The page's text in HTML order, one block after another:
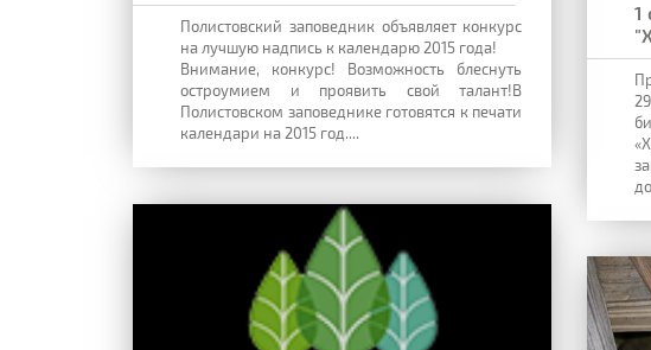
1
Полистовский заповедник объявляет конкурс
на лучшую надпись к календарю 2015 года!
Внимание, конкурс! Возможность блеснуть
остроумием и проявить свой талант!В
Полистовском заповеднике готовятся к печати
календари на 2015 год....